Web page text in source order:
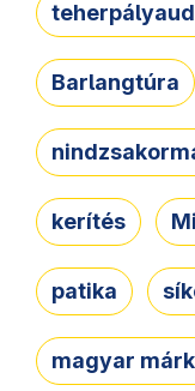
Barlangtúra
kerítés
patika
magyar